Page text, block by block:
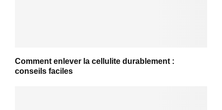
Comment enlever la cellulite durablement :
conseils faciles